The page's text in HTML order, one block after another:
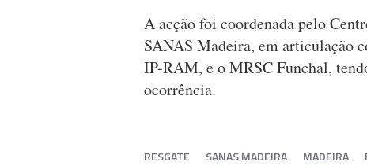
A acção foi coordenada pelo
SANAS Madeira, em articulação
IP-RAM, e o MRSC Funchal,
ocorrência.
RESGATE SANAS MADEIRA MADEIRA